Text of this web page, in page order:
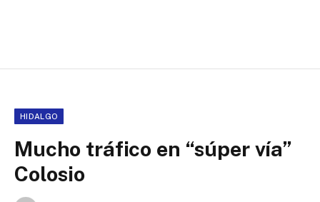
HIDALGO
Mucho tráfico en “súper vía”
Colosio